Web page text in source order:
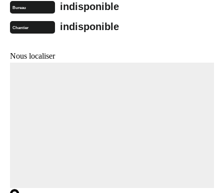
Bureau indisponible
Chantier indisponible
Nous localiser